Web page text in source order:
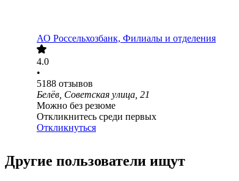
АО Россельхозбанк, Филиалы и отделения
4.0
•
5188 отзывов
Белёв, Советская улица, 21
Можно без резюме
Откликнитесь среди первых
Откликнуться
Другие пользователи ищут